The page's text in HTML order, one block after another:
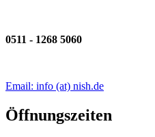
0511 - 1268 5060
Email: info (at) nish.de
Öffnungszeiten